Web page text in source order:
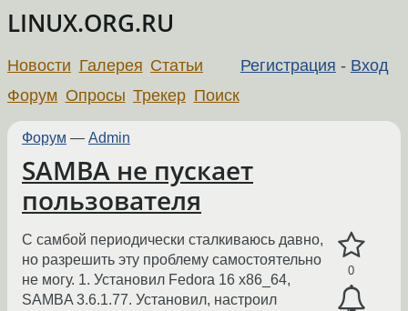
LINUX.ORG.RU
Регистрация - Вход
Новости Галерея Статьи
Форум Опросы Трекер Поиск
Форум — Admin
SAMBA не пускает
пользователя
0
С самбой периодически сталкиваюсь давно,
но разрешить эту проблему самостоятельно
не могу. 1. Установил Fedora 16 x86_64,
SAMBA 3.6.1.77. Установил, настроил